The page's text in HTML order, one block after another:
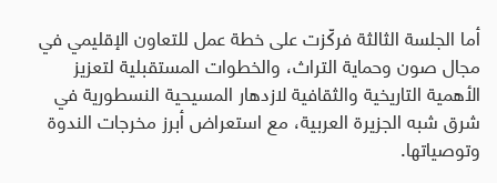
أما الجلسة الثالثة فركّزت على خطة عمل للتعاون الإقليمي في
مجال صون وحماية التراث، والخطوات المستقبلية لتعزيز
الأهمية التاريخية والثقافية لازدهار المسيحية النسطورية في
شرق شبه الجزيرة العربية، مع استعراض أبرز مخرجات الندوة
وتوصياتها.